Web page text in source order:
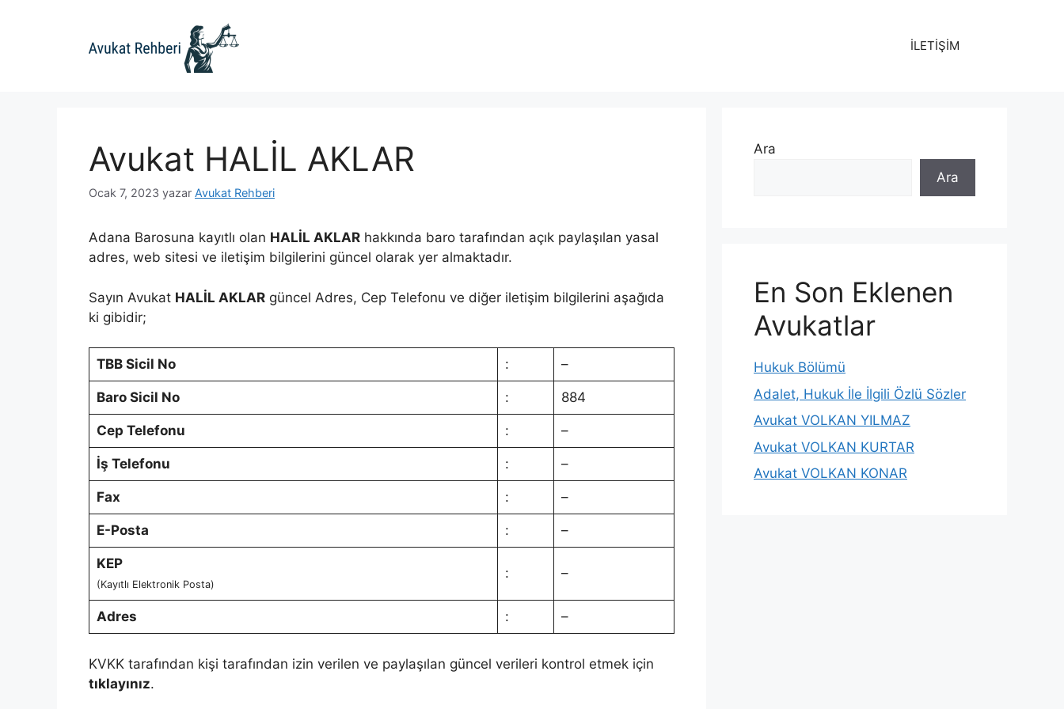
İLETİŞİM
Avukat HALİL AKLAR
Ocak 7, 2023 yazar Avukat Rehberi
Adana Barosuna kayıtlı olan HALİL AKLAR hakkında baro tarafından açık paylaşılan yasal
adres, web sitesi ve iletişim bilgilerini güncel olarak yer almaktadır.
Sayın Avukat HALİL AKLAR güncel Adres, Cep Telefonu ve diğer iletişim bilgilerini aşağıda
ki gibidir;
TBB Sicil No : –
Baro Sicil No : 884
Cep Telefonu : –
İş Telefonu : –
Fax : –
E-Posta : –
KEP
(Kayıtlı Elektronik Posta)
: –
Adres : –
KVKK tarafından kişi tarafından izin verilen ve paylaşılan güncel verileri kontrol etmek için
tıklayınız.
Ara
Ara
En Son Eklenen
Avukatlar
Hukuk Bölümü
Adalet, Hukuk İle İlgili Özlü Sözler
Avukat VOLKAN YILMAZ
Avukat VOLKAN KURTAR
Avukat VOLKAN KONAR